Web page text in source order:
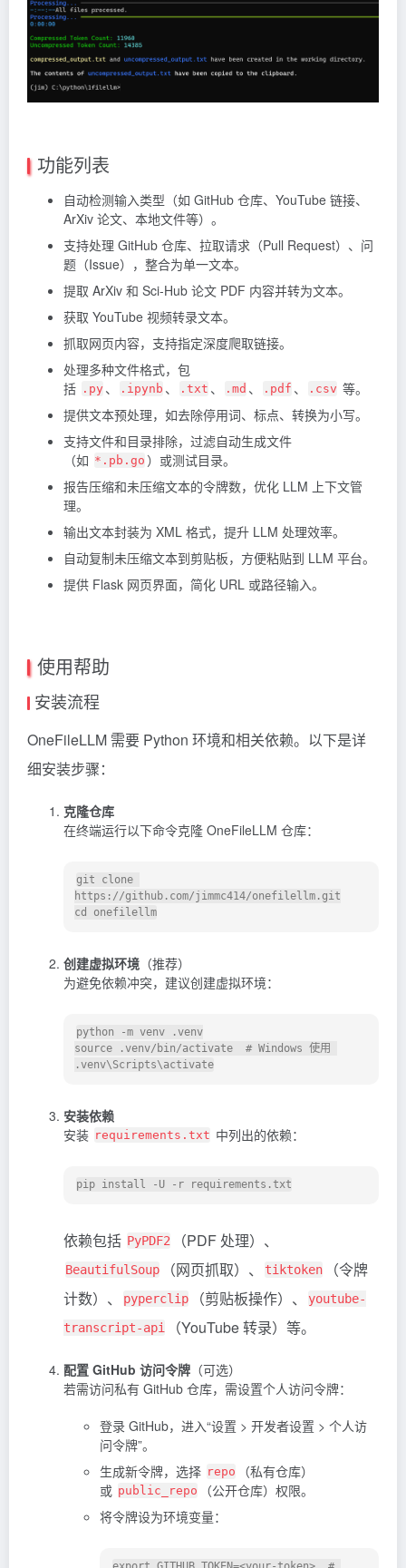
功能列表
自动检测输入类型（如 GitHub 仓库、YouTube 链接、
ArXiv 论文、本地文件等）。
支持处理 GitHub 仓库、拉取请求（Pull Request）、问
题（Issue），整合为单一文本。
提取 ArXiv 和 Sci-Hub 论文 PDF 内容并转为文本。
获取 YouTube 视频转录文本。
抓取网页内容，支持指定深度爬取链接。
处理多种文件格式，包
括 .py 、 .ipynb 、 .txt 、 .md 、 .pdf 、 .csv 等。
提供文本预处理，如去除停用词、标点、转换为小写。
支持文件和目录排除，过滤自动生成文件
（如 *.pb.go ）或测试目录。
报告压缩和未压缩文本的令牌数，优化 LLM 上下文管
理。
输出文本封装为 XML 格式，提升 LLM 处理效率。
自动复制未压缩文本到剪贴板，方便粘贴到 LLM 平台。
提供 Flask 网页界面，简化 URL 或路径输入。
使用帮助
安装流程
OneFileLLM 需要 Python 环境和相关依赖。以下是详
细安装步骤：
克隆仓库
在终端运行以下命令克隆 OneFileLLM 仓库：
git clone
https://github.com/jimmc414/onefilellm.git
创建虚拟环境 （推荐）
为避免依赖冲突，建议创建虚拟环境：
python -m venv .venv
source .venv/bin/activate  # Windows 使用
安装依赖
安装 requirements.txt 中列出的依赖：
依赖包括 PyPDF2 （PDF 处理）、
BeautifulSoup （网页抓取）、 tiktoken
（令牌
计数）、
pyperclip （剪贴板操作）、
youtube-
transcript-api
（YouTube 转录）等。
配置 GitHub 访问令牌 （可选）
若需访问私有 GitHub 仓库，需设置个人访问令牌：
登录 GitHub，进入“设置 > 开发者设置 > 个人访
问令牌”。
生成新令牌，选择 repo
（私有仓库）
或 public_repo
（公开仓库）权限。
将令牌设为环境变量：